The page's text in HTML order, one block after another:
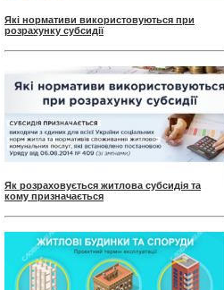
Які нормативи використовуються при
розрахунку субсидії
Як розраховується житлова субсидія та
кому призначається